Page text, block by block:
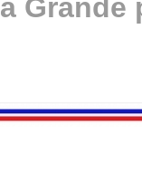
Grande